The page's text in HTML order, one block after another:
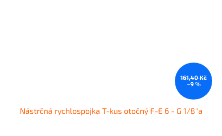
161,40 Kč
–9 %
Nástrčná rychlospojka T-kus otočný F-E 6 - G 1/8"a